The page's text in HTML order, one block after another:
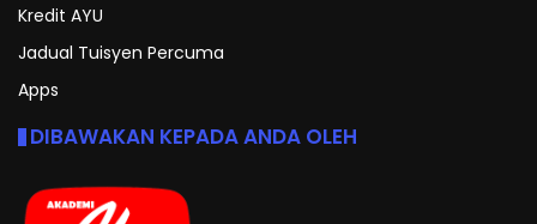
Kredit AYU
Jadual Tuisyen Percuma
Apps
DIBAWAKAN KEPADA ANDA OLEH